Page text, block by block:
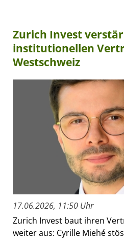
Zurich Invest
institutionellen
Westschweiz
17.06.2026, 11:50 Uhr
Zurich Invest baut ihren
weiter aus: Cyrille Miehé